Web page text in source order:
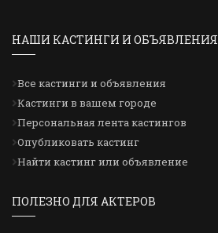
НАШИ КАСТИНГИ И ОБЪЯВЛЕНИЯ
Все кастинги и объявления
Кастинги в вашем городе
Персональная лента кастингов
Опубликовать кастинг
Найти кастинг или объявление
ПОЛЕЗНО ДЛЯ АКТЕРОВ